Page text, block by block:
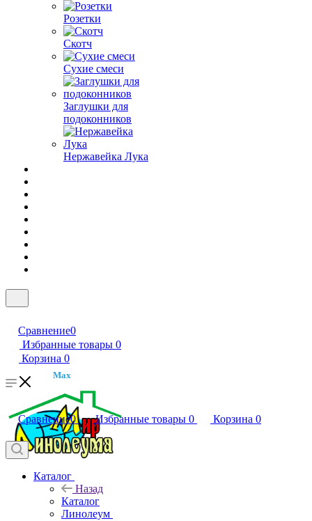
Розетки
Скотч
Сухие смеси
Заглушки для
подоконников
Нержавейка Лука
Сравнение0
Избранные товары 0
Корзина 0
Max
Сравнение0 Избранные товары 0 Корзина 0
Каталог
Назад
Каталог
Линолеум